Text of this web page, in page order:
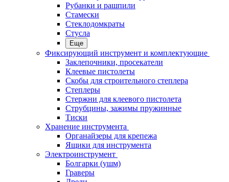
Рубанки и рашпили
Стамески
Стеклодомкраты
Стусла
Еще
Фиксирующий инструмент и комплектующие
Заклепочники, просекатели
Клеевые пистолеты
Скобы для строительного степлера
Степлеры
Стержни для клеевого пистолета
Струбцины, зажимы пружинные
Тиски
Хранение инструмента
Органайзеры для крепежа
Ящики для инструмента
Электроинструмент
Болгарки (ушм)
Граверы